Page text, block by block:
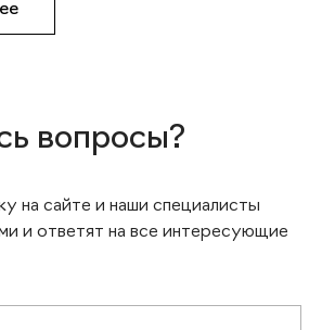
вопросы?
на сайте и наши специалисты
и ответят на все интересующие